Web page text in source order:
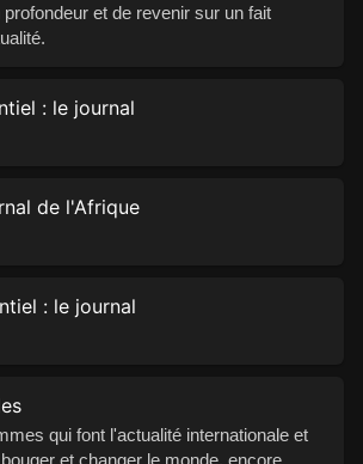
et de revenir sur un fait
: le journal
de l'Afrique
: le journal
qui font l'actualité internationale et